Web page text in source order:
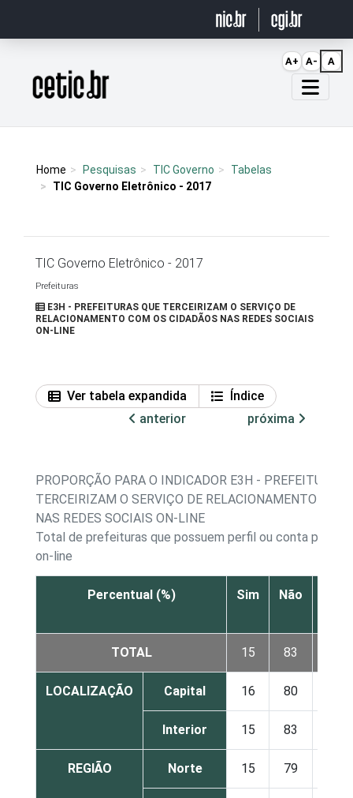
Página inicial
Home Pesquisas TIC Governo
Tabelas
TIC Governo Eletrônico - 2017
TIC Governo Eletrônico - 2017
Prefeituras
E3H - PREFEITURAS QUE TERCEIRIZAM O SERVIÇO DE
RELACIONAMENTO COM OS CIDADÃOS NAS REDES SOCIAIS
ON-LINE
Ver tabela expandida
Índice
anterior
próxima
PROPORÇÃO PARA O INDICADOR E3H - PREFEITURAS
TERCEIRIZAM O SERVIÇO DE RELACIONAMENTO COM
NAS REDES SOCIAIS ON-LINE
Total de prefeituras que possuem perfil ou conta
on-line
Percentual (%) Sim Não
TOTAL 15 83
LOCALIZAÇÃO Capital 16 80
Interior 15 83
REGIÃO Norte 15 79
A+ A- A